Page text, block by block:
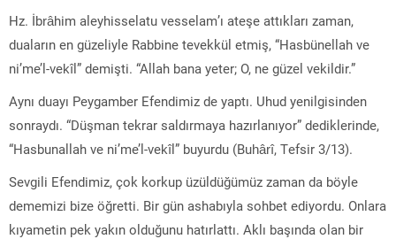
Hz. İbrâhim aleyhisselatu vesselam’ı ateşe attıkları zaman,
duaların en güzeliyle Rabbine tevekkül etmiş, “Hasbünellah ve
ni’me’l-vekîl” demişti. “Allah bana yeter; O, ne güzel vekildir.”
Aynı duayı Peygamber Efendimiz de yaptı. Uhud yenilgisinden
sonraydı. “Düşman tekrar saldırmaya hazırlanıyor” dediklerinde,
“Hasbunallah ve ni’me’l-vekîl” buyurdu (Buhârî, Tefsir 3/13).
Sevgili Efendimiz, çok korkup üzüldüğümüz zaman da böyle
dememizi bize öğretti. Bir gün ashabıyla sohbet ediyordu. Onlara
kıyametin pek yakın olduğunu hatırlattı. Aklı başında olan bir